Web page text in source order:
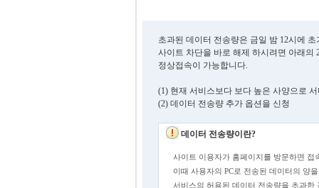
초과된 데이터 전송량은 금일 밤 12시에
사이트 차단을 바로 해제 하시려면 아래의
정상접속이 가능합니다.
(1) 현재 서비스보다 보다 높은 사양으로
(2) 데이터 전송량 추가 옵션을 신청
데이터 전송량이란?
사이트 이용자가 홈페이지를 방문하면 접
이때 사용자의 PC로 전송된 데이터의 양
서비스의 허용된 데이터 전송량을 초과